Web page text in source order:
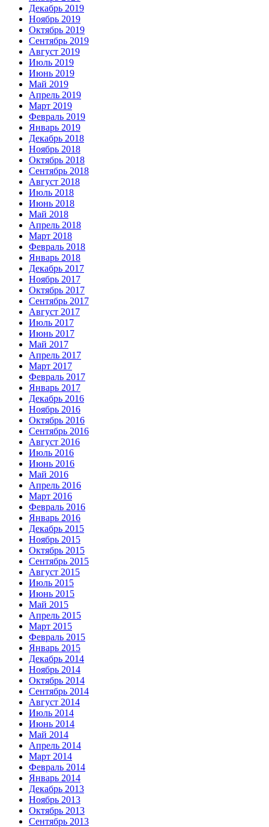
Декабрь 2019
Ноябрь 2019
Октябрь 2019
Сентябрь 2019
Август 2019
Июль 2019
Июнь 2019
Май 2019
Апрель 2019
Март 2019
Февраль 2019
Январь 2019
Декабрь 2018
Ноябрь 2018
Октябрь 2018
Сентябрь 2018
Август 2018
Июль 2018
Июнь 2018
Май 2018
Апрель 2018
Март 2018
Февраль 2018
Январь 2018
Декабрь 2017
Ноябрь 2017
Октябрь 2017
Сентябрь 2017
Август 2017
Июль 2017
Июнь 2017
Май 2017
Апрель 2017
Март 2017
Февраль 2017
Январь 2017
Декабрь 2016
Ноябрь 2016
Октябрь 2016
Сентябрь 2016
Август 2016
Июль 2016
Июнь 2016
Май 2016
Апрель 2016
Март 2016
Февраль 2016
Январь 2016
Декабрь 2015
Ноябрь 2015
Октябрь 2015
Сентябрь 2015
Август 2015
Июль 2015
Июнь 2015
Май 2015
Апрель 2015
Март 2015
Февраль 2015
Январь 2015
Декабрь 2014
Ноябрь 2014
Октябрь 2014
Сентябрь 2014
Август 2014
Июль 2014
Июнь 2014
Май 2014
Апрель 2014
Март 2014
Февраль 2014
Январь 2014
Декабрь 2013
Ноябрь 2013
Октябрь 2013
Сентябрь 2013